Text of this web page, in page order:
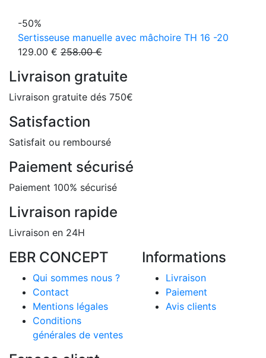
-50%
Sertisseuse manuelle avec mâchoire TH 16 -20
129.00 € 258.00 €
Livraison gratuite
Livraison gratuite dés 750€
Satisfaction
Satisfait ou remboursé
Paiement sécurisé
Paiement 100% sécurisé
Livraison rapide
Livraison en 24H
EBR CONCEPT
Qui sommes nous ?
Contact
Mentions légales
Conditions
générales de ventes
Informations
Livraison
Paiement
Avis clients